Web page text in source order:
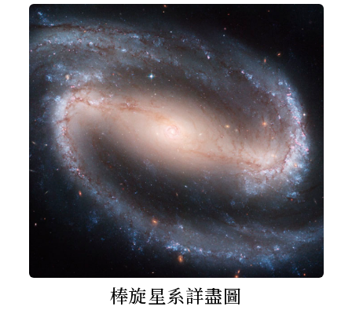
棒旋星系詳盡圖